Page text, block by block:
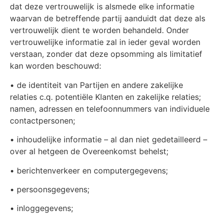
dat deze vertrouwelijk is alsmede elke informatie
waarvan de betreffende partij aanduidt dat deze als
vertrouwelijk dient te worden behandeld. Onder
vertrouwelijke informatie zal in ieder geval worden
verstaan, zonder dat deze opsomming als limitatief
kan worden beschouwd:
• de identiteit van Partijen en andere zakelijke
relaties c.q. potentiële Klanten en zakelijke relaties;
namen, adressen en telefoonnummers van individuele
contactpersonen;
• inhoudelijke informatie – al dan niet gedetailleerd –
over al hetgeen de Overeenkomst behelst;
• berichtenverkeer en computergegevens;
• persoonsgegevens;
• inloggegevens;